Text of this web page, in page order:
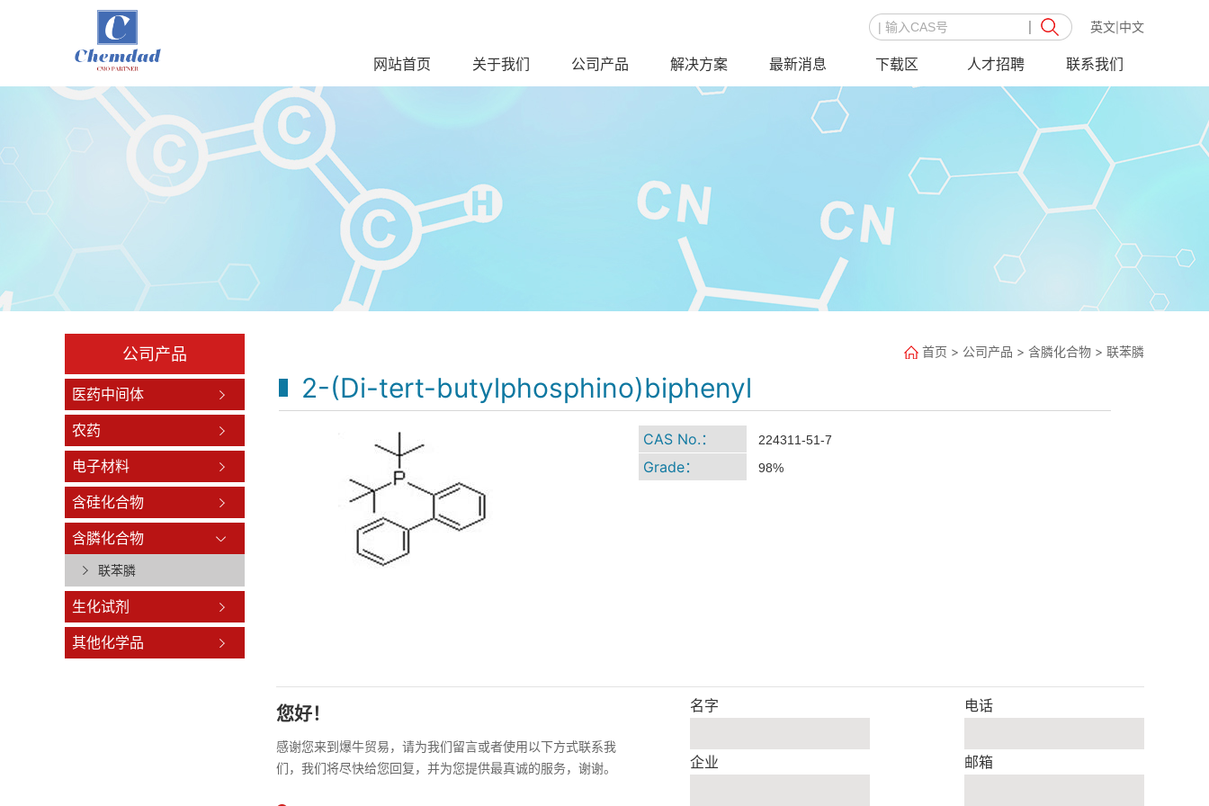
英文 中文
网站首页 关于我们 公司产品 解决方案 最新消息 下载区 人才招聘 联系我们
公司产品
医药中间体
农药
电子材料
含硅化合物
含膦化合物
联苯膦
生化试剂
其他化学品
首页 > 公司产品 > 含膦化合物 > 联苯膦
2-(Di-tert-butylphosphino)biphenyl
CAS No.： 224311-51-7
Grade： 98%
您好！
感谢您来到爆牛贸易，请为我们留言或者使用以下方式联系我
们，我们将尽快给您回复，并为您提供最真诚的服务，谢谢。
名字 电话
企业 邮箱